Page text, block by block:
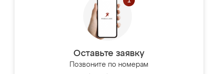
Оставьте заявку
Позвоните по номерам